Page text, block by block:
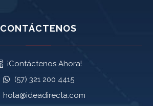
CONTÁCTENOS
¡Contáctenos Ahora!
(57) 321 200 4415
hola@ideadirecta.com